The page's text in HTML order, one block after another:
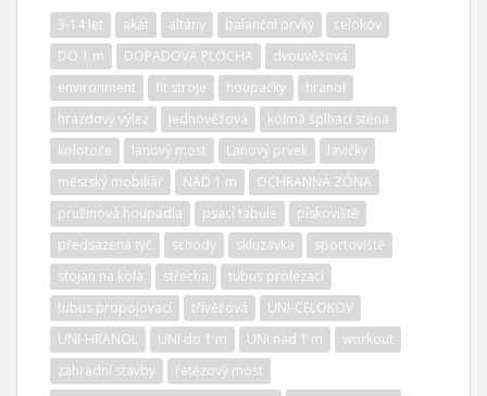
3-14 let akát altány balanční prvky
celokov
DO 1 m
DOPADOVÁ PLOCHA
dvouvěžová
environment
fit stroje houpačky
hranol
hrazdový výlez
jednověžová
kolmá šplhací stěna
kolotoče
lanový most Lanový prvek
lavičky
městský mobiliář
NAD 1 m
OCHRANNÁ ZÓNA
pružinová houpadla
psací tabule
pískoviště
předsazená tyč
schody skluzavka
sportoviště
stojan na kola
střecha
tubus prolezací
tubus propojovací
třívěžová
UNI-CELOKOV
UNI-HRANOL
UNI do 1 m UNI nad 1 m
workout
zahradní stavby
řetězový most